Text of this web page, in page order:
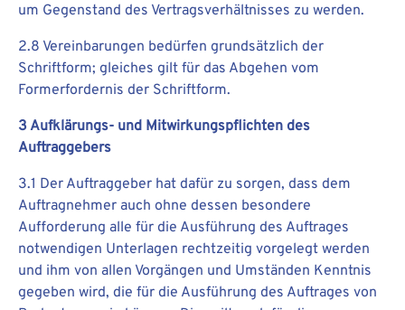
um Gegenstand des Vertragsverhältnisses zu werden.
2.8 Vereinbarungen bedürfen grundsätzlich der
Schriftform; gleiches gilt für das Abgehen vom
Formerfordernis der Schriftform.
3 Aufklärungs- und Mitwirkungspflichten des
Auftraggebers
3.1 Der Auftraggeber hat dafür zu sorgen, dass dem
Auftragnehmer auch ohne dessen besondere
Aufforderung alle für die Ausführung des Auftrages
notwendigen Unterlagen rechtzeitig vorgelegt werden
und ihm von allen Vorgängen und Umständen Kenntnis
gegeben wird, die für die Ausführung des Auftrages von